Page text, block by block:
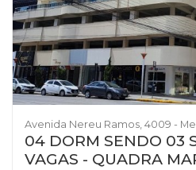
Avenida Nereu Ramos, 4009 -
04 DORM SENDO 03
VAGAS - QUADRA